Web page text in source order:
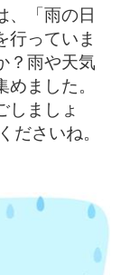
、「雨の日
行っていま
？雨や天気
ました。
しましょ
ださいね。